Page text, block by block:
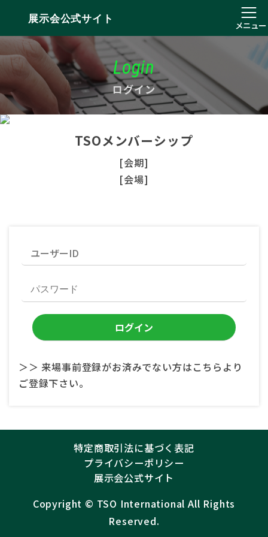
展示会公式サイト
メニュー
Login
ログイン
TSOメンバーシップ
[会期]
[会場]
＞＞ 来場事前登録がお済みでない方はこちらより
ご登録下さい。
特定商取引法に基づく表記
プライバシーポリシー
展示会公式サイト
Copyright ©︎ TSO International All Rights
Reserved.